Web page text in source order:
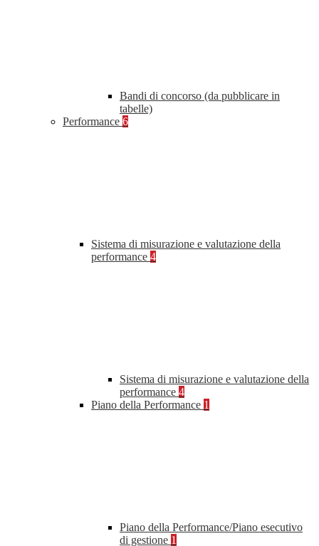
Bandi di concorso (da pubblicare in
tabelle)
Performance 6
Sistema di misurazione e valutazione della
performance 4
Sistema di misurazione e valutazione della
performance 4
Piano della Performance 1
Piano della Performance/Piano esecutivo
di gestione 1